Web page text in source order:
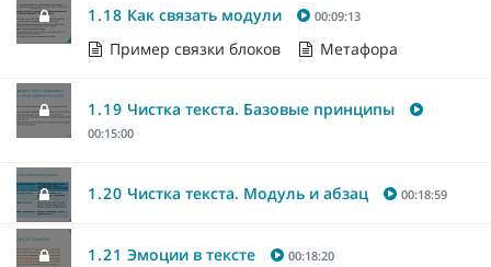
1.18 Как связать модули 00:09:13
Пример связки блоков Метафора
1.19 Чистка текста. Базовые принципы
00:15:00
1.20 Чистка текста. Модуль и абзац 00:18:59
1.21 Эмоции в тексте 00:18:20